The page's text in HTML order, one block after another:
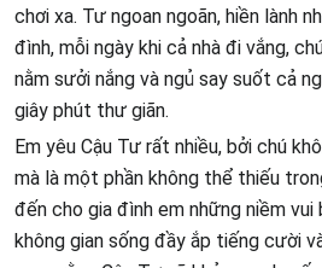
chơi xa. Tư ngoan ngoãn, hiền lành
đình, mỗi ngày khi cả nhà đi vắng,
nằm sưởi nắng và ngủ say suốt cả
giây phút thư giãn.
Em yêu Cậu Tư rất nhiều, bởi chú
mà là một phần không thể thiếu
đến cho gia đình em những niềm
không gian sống đầy ắp tiếng cười